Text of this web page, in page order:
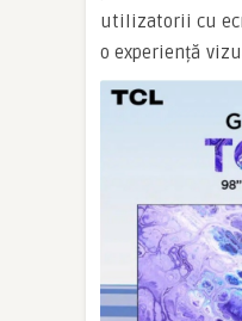
utilizatorii cu
o experiență